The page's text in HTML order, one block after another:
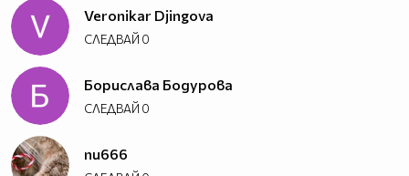
Veronikar Djingova
СЛЕДВАЙ 0
Борислава Бодурова
СЛЕДВАЙ 0
nu666